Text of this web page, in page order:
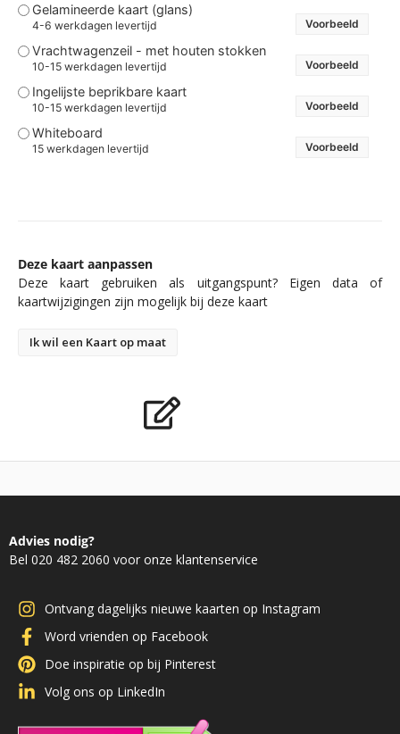
Gelamineerde kaart (glans)
4-6 werkdagen levertijd Voorbeeld
Vrachtwagenzeil - met houten stokken
10-15 werkdagen levertijd Voorbeeld
Ingelijste beprikbare kaart
10-15 werkdagen levertijd Voorbeeld
Whiteboard
15 werkdagen levertijd Voorbeeld
Deze kaart aanpassen
Deze kaart gebruiken als uitgangspunt? Eigen data of
kaartwijzigingen zijn mogelijk bij deze kaart
Ik wil een Kaart op maat
Advies nodig?
Bel 020 482 2060 voor onze klantenservice
Ontvang dagelijks nieuwe kaarten op Instagram
Word vrienden op Facebook
Doe inspiratie op bij Pinterest
Volg ons op LinkedIn